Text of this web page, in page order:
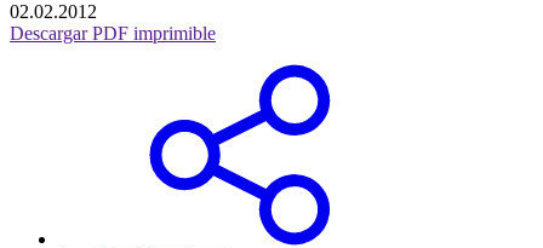
02.02.2012
Descargar PDF imprimible